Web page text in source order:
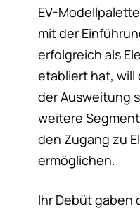
EV-
mit der
erfolgreich als
etabliert hat, will
der Ausweitung
weitere
den Zugang zu
ermöglichen.
Ihr Debüt gaben